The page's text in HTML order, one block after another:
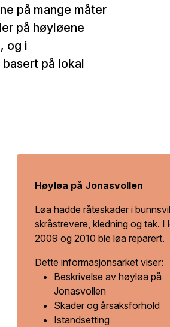
på mange måter
på høyløene
og i
på lokal
Høyløa på Jonasvollen
Løa hadde råteskader i
skråstrevere, kledning og tak. I
2009 og 2010 ble løa reparert.
Dette informasjonsarket viser:
Beskrivelse av høyløa på
Jonasvollen
Skader og årsaksforhold
Istandsetting